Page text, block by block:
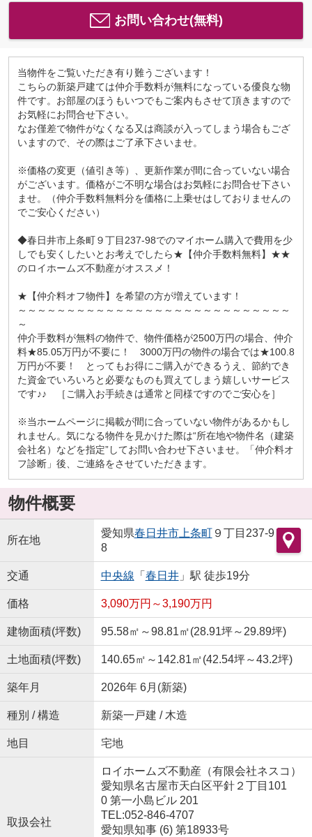
お問い合わせ(無料)
当物件をご覧いただき有り難うございます！
こちらの新築戸建ては仲介手数料が無料になっている優良な物
件です。お部屋のほうもいつでもご案内もさせて頂きますので
お気軽にお問合せ下さい。
なお僅差で物件がなくなる又は商談が入ってしまう場合もござ
いますので、その際はご了承下さいませ。
※価格の変更（値引き等）、更新作業が間に合っていない場合
がございます。価格がご不明な場合はお気軽にお問合せ下さい
ませ。（仲介手数料無料分を価格に上乗せはしておりませんの
でご安心ください）
◆春日井市上条町９丁目237-98でのマイホーム購入で費用を少
しでも安くしたいとお考えでしたら★【仲介手数料無料】★★
のロイホームズ不動産がオススメ！
★【仲介料オフ物件】を希望の方が増えています！
～～～～～～～～～～～～～～～～～～～～～～～～～～～～
～
仲介手数料が無料の物件で、物件価格が2500万円の場合、仲介
料★85.05万円が不要に！ 3000万円の物件の場合では★100.8
万円が不要！ とってもお得にご購入ができるうえ、節約でき
た資金でいろいろと必要なものも買えてしまう嬉しいサービス
です♪♪ ［ご購入お手続きは通常と同様ですのでご安心を］
※当ホームページに掲載が間に合っていない物件があるかもし
れません。気になる物件を見かけた際は“所在地や物件名（建築
会社名）などを指定”してお問い合わせ下さいませ。「仲介料オ
フ診断」後、ご連絡をさせていただきます。
物件概要
所在地
愛知県春日井市上条町９丁目237-9
8
交通 中央線 「 春日井」駅 徒歩19分
価格 3,090万円～3,190万円
建物面積(坪数) 95.58㎡～98.81㎡(28.91坪～29.89坪)
土地面積(坪数) 140.65㎡～142.81㎡(42.54坪～43.2坪)
築年月 2026年 6月(新築)
種別 / 構造 新築一戸建 / 木造
地目 宅地
取扱会社
ロイホームズ不動産（有限会社ネスコ）
愛知県名古屋市天白区平針２丁目101
0 第一小島ビル 201
TEL:052-846-4707
愛知県知事 (6) 第18933号